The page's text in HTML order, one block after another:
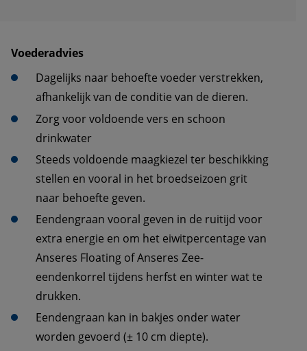
Voederadvies
Dagelijks naar behoefte voeder verstrekken,
afhankelijk van de conditie van de dieren.
Zorg voor voldoende vers en schoon
drinkwater
Steeds voldoende maagkiezel ter beschikking
stellen en vooral in het broedseizoen grit
naar behoefte geven.
Eendengraan vooral geven in de ruitijd voor
extra energie en om het eiwitpercentage van
Anseres Floating of Anseres Zee-
eendenkorrel tijdens herfst en winter wat te
drukken.
Eendengraan kan in bakjes onder water
worden gevoerd (± 10 cm diepte).